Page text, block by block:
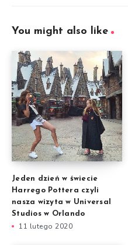
You might also like
Jeden dzień w świecie
Harrego Pottera czyli
nasza wizyta w Universal
Studios w Orlando
11 lutego 2020